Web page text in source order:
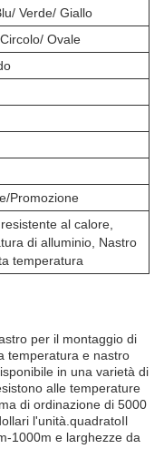
Verde/ Giallo
Ovale
Promozione
al calore,
di alluminio, Nastro
temperatura
per il montaggio di
temperatura e nastro
in una varietà di
alle temperature
di ordinazione di 5000
l'unità.quadratoIl
1000m e larghezze da